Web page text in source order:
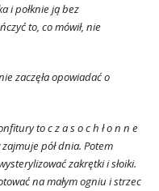
i połknie ją bez
to, co mówił, nie
zaczęła opowiadać o
to c z a s o c h ł o n n e
pół dnia. Potem
zakrętki i słoiki.
na małym ogniu i strzec